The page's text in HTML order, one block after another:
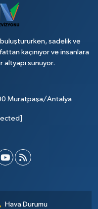
buluştururken, sadelik ve
kaçınıyor ve insanlara
altyapı sunuyor.
Muratpaşa/Antalya
Hava Durumu